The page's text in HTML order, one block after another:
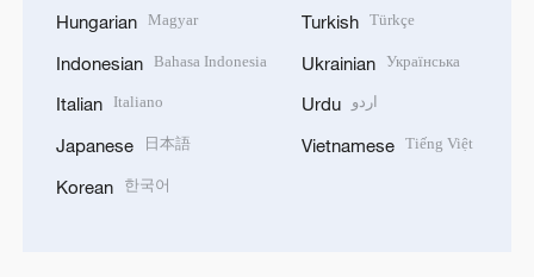
Hungarian Magyar
Indonesian Bahasa Indonesia
Italian Italiano
Japanese 日本語
Korean 한국어
Turkish Türkçe
Ukrainian Українська
Urdu اردو
Vietnamese Tiếng Việt